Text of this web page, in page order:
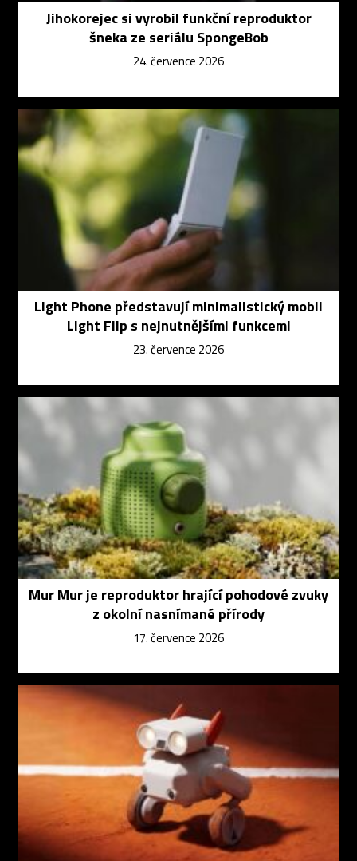
Jihokorejec si vyrobil funkční reproduktor
šneka ze seriálu SpongeBob
24. července 2026
Light Phone představují minimalistický mobil
Light Flip s nejnutnějšími funkcemi
23. července 2026
Mur Mur je reproduktor hrající pohodové zvuky
z okolní nasnímané přírody
17. července 2026